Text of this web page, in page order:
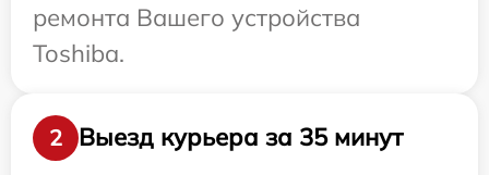
ремонта Вашего устройства
Toshiba.
2 Выезд курьера за 35 минут